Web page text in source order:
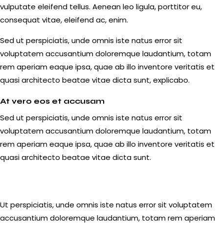
vulputate eleifend tellus. Aenean leo ligula, porttitor eu,
consequat vitae, eleifend ac, enim.
Sed ut perspiciatis, unde omnis iste natus error sit
voluptatem accusantium doloremque laudantium, totam
rem aperiam eaque ipsa, quae ab illo inventore veritatis et
quasi architecto beatae vitae dicta sunt, explicabo.
At vero eos et accusam
Sed ut perspiciatis, unde omnis iste natus error sit
voluptatem accusantium doloremque laudantium, totam
rem aperiam eaque ipsa, quae ab illo inventore veritatis et
quasi architecto beatae vitae dicta sunt.
Ut perspiciatis, unde omnis iste natus error sit voluptatem
accusantium doloremque laudantium, totam rem aperiam